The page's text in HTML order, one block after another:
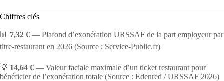
Chiffres clés
📊 7,32 € — Plafond d’exonération URSSAF de la part employeur par
titre-restaurant en 2026 (Source : Service-Public.fr)
💡 14,64 € — Valeur faciale maximale d’un ticket restaurant pour
bénéficier de l’exonération totale (Source : Edenred / URSSAF 2026)